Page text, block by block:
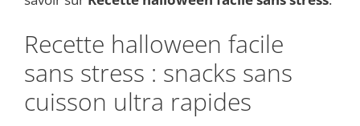
Recette halloween facile
sans stress : snacks sans
cuisson ultra rapides